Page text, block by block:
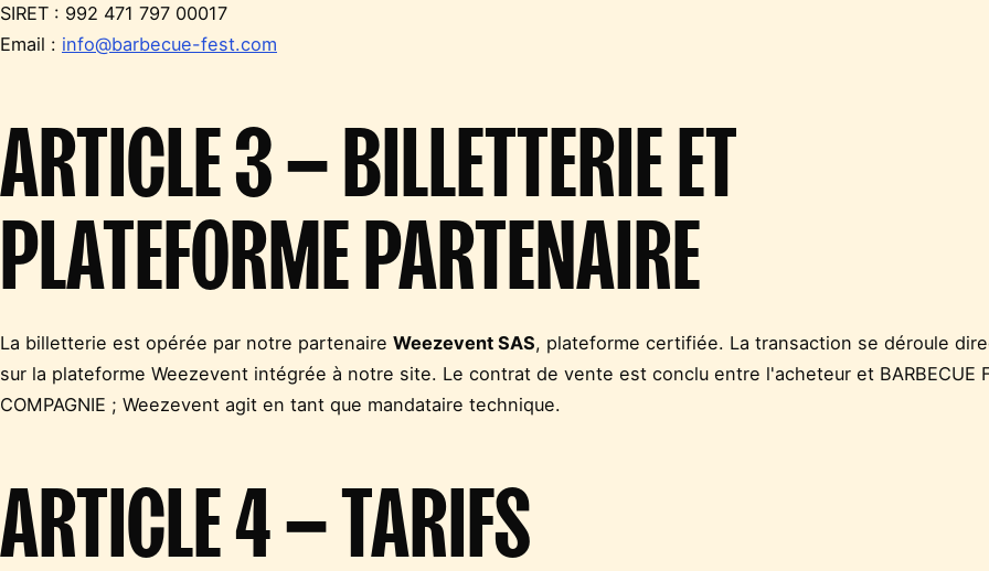
SIRET : 992 471 797 00017
Email : info@barbecue-fest.com
ARTICLE 3 — BILLETTERIE ET
PLATEFORME PARTENAIRE
La billetterie est opérée par notre partenaire Weezevent SAS, plateforme certifiée. La transaction se déroule
sur la plateforme Weezevent intégrée à notre site. Le contrat de vente est conclu entre l'acheteur et BARBECUE
COMPAGNIE ; Weezevent agit en tant que mandataire technique.
ARTICLE 4 — TARIFS